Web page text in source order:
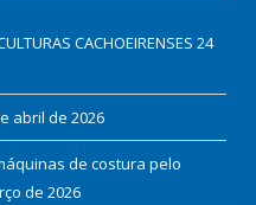
CACHOEIRENSES 24
abril de 2026
de costura pelo
de 2026